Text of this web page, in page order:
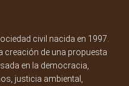
civil nacida en 1997.
creación de una propuesta
en la democracia,
justicia ambiental,